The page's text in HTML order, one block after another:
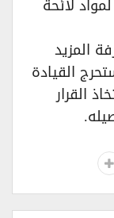
لائحة
المزيد
القيادة
القرار